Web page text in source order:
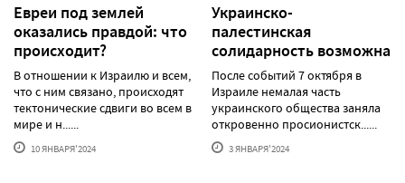
Евреи под землей
оказались правдой: что
происходит?
В отношении к Израилю и всем,
что с ним связано, происходят
тектонические сдвиги во всем в
мире и н......
10 ЯНВАРЯ'2024
Украинско-
палестинская
солидарность возможна
После событий 7 октября в
Израиле немалая часть
украинского общества заняла
откровенно просионистск......
3 ЯНВАРЯ'2024